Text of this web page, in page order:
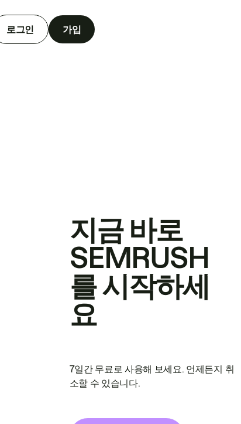
로그인 가입
지금 바로
SEMRUSH
를 시작하세
요
7일간 무료로 사용해 보세요. 언제든지 취
소할 수 있습니다.